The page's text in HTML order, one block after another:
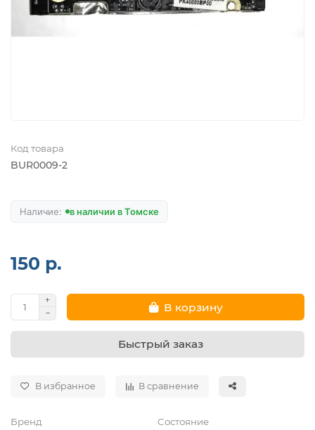
Код товара
BUR0009-2
в наличии в Томске
150 р.
В корзину
Быстрый заказ
В избранное В сравнение
Бренд Состояние